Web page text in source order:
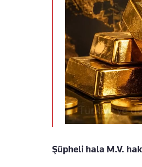
Şüpheli hala M.V.